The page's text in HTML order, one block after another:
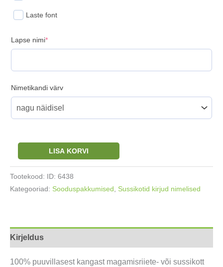
Laste font
Lapse nimi*(required)
Nimetikandi värv
pidžaamakott
/
sussikott
LISA KORVI
Tootekood: ID: 6438
Kategooriad: Sooduspakkumised, Sussikotid kirjud nimelised
Kirjeldus
100% puuvillasest kangast magamisriiete- või sussikott